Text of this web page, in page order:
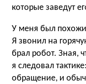
которые заведут
У меня был
Я звонил на
брал робот. Зная,
я следовал
обращение, и